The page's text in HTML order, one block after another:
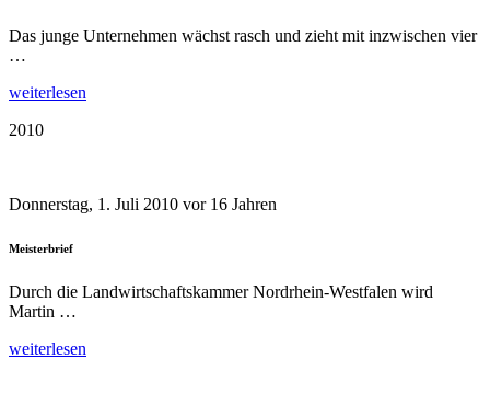
Das junge Unternehmen wächst rasch und zieht mit inzwischen vier
…
weiterlesen
2010
Donnerstag, 1. Juli 2010 vor 16 Jahren
Meisterbrief
Durch die Landwirtschaftskammer Nordrhein-Westfalen wird
Martin …
weiterlesen